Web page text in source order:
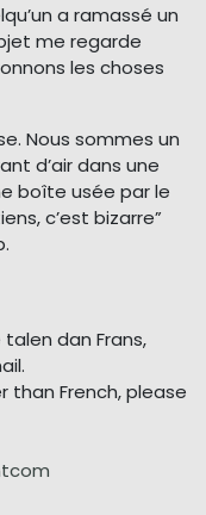
a ramassé un
me regarde
les choses
Nous sommes un
d’air dans une
boîte usée par le
c’est bizarre”
dan Frans,
than French, please